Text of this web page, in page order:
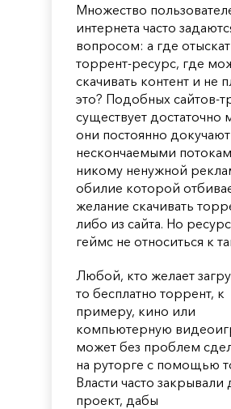
Множество
интернета часто
вопросом: а где
торрент-ресурс, где
скачивать контент и не
это? Подобных сайтов-
существует достаточно
они постоянно докучают
нескончаемыми
никому ненужной
обилие которой
желание скачивать
либо из сайта. Но
геймс не относиться к
Любой, кто желает
то бесплатно торрент, к
примеру, кино или
компьютерную
может без проблем
на руторге с помощью
Власти часто закрывали
проект, дабы